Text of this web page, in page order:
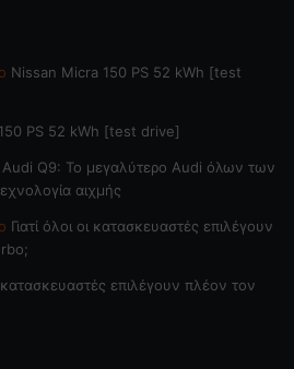
Nissan Micra 150 PS 52 kWh [test
PS 52 kWh [test drive]
Q9: Το μεγαλύτερο Audi όλων των
αιχμής
Γιατί όλοι οι κατασκευαστές επιλέγουν
κατασκευαστές επιλέγουν πλέον τον